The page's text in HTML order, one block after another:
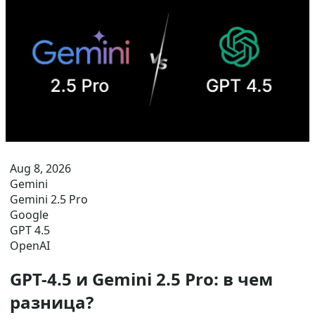
Aug 8, 2026
Gemini
Gemini 2.5 Pro
Google
GPT 4.5
OpenAI
GPT-4.5 и Gemini 2.5 Pro: в чем
разница?